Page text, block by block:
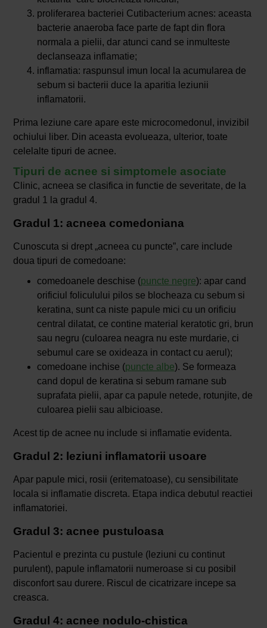
proliferarea bacteriei Cutibacterium acnes: aceasta
bacterie anaeroba face parte de fapt din flora
normala a pielii, dar atunci cand se inmulteste
declanseaza inflamatie;
inflamatia: raspunsul imun local la acumularea de
sebum si bacterii duce la aparitia leziunii
inflamatorii.
Prima leziune care apare este microcomedonul, invizibil
ochiului liber. Din aceasta evolueaza, ulterior, toate
celelalte tipuri de acnee.
Tipuri de acnee si simptomele asociate
Clinic, acneea se clasifica in functie de severitate, de la
gradul 1 la gradul 4.
Gradul 1: acneea comedoniana
Cunoscuta si drept „acneea cu puncte”, care include
doua tipuri de comedoane:
comedoanele deschise (puncte negre): apar cand
orificiul foliculului pilos se blocheaza cu sebum si
keratina, sunt ca niste papule mici cu un orificiu
central dilatat, ce contine material keratotic gri, brun
sau negru (culoarea neagra nu este murdarie, ci
sebumul care se oxideaza in contact cu aerul);
comedoane inchise (puncte albe). Se formeaza
cand dopul de keratina si sebum ramane sub
suprafata pielii, apar ca papule netede, rotunjite, de
culoarea pielii sau albicioase.
Acest tip de acnee nu include si inflamatie evidenta.
Gradul 2: leziuni inflamatorii usoare
Apar papule mici, rosii (eritematoase), cu sensibilitate
locala si inflamatie discreta. Etapa indica debutul reactiei
inflamatoriei.
Gradul 3: acnee pustuloasa
Pacientul e prezinta cu pustule (leziuni cu continut
purulent), papule inflamatorii numeroase si cu posibil
disconfort sau durere. Riscul de cicatrizare incepe sa
creasca.
Gradul 4: acnee nodulo-chistica